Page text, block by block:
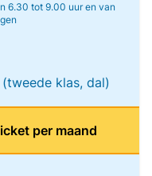
6.30 tot 9.00 uur en van
(tweede klas, dal)
per maand